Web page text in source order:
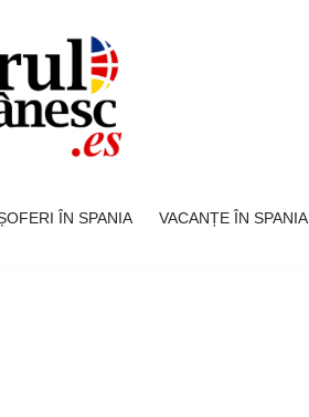
ÎN SPANIA VACANȚE ÎN SPANIA